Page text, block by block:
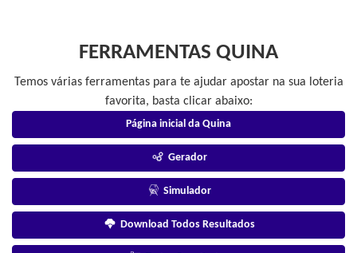
FERRAMENTAS QUINA
Temos várias ferramentas para te ajudar apostar na sua loteria
favorita, basta clicar abaixo:
Página inicial da Quina
Gerador
Simulador
Download Todos Resultados